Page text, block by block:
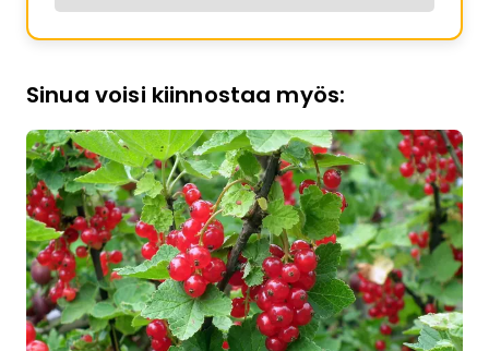
Sinua voisi kiinnostaa myös: